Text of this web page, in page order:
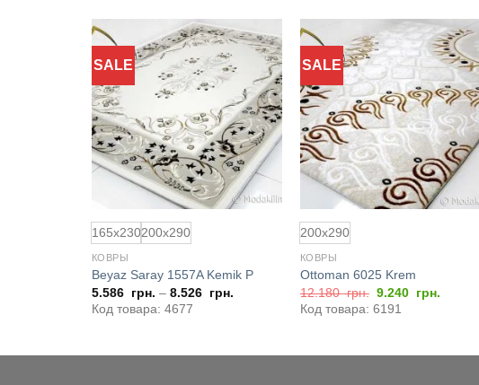
SALE
Добавить
избранное
165x230200x290
КОВРЫ
Beyaz Saray 1557A Kemik P
5.586 грн. – 8.526 грн.
Код товара: 4677
SALE
Добавить
в
избранное
200x290
КОВРЫ
Ottoman 6025 Krem
12.180грн. Первоначальная
цена
составляла
9.240 грн.
Код товара: 6191